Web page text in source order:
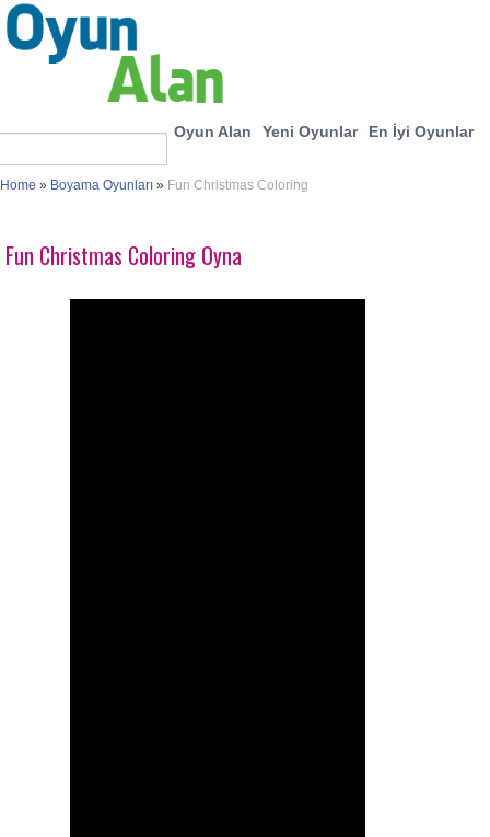
Oyun Alan Yeni Oyunlar En İyi Oyunlar
Home » Boyama Oyunları » Fun Christmas Coloring
Fun Christmas Coloring Oyna